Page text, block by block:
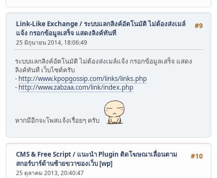
#9
Link-Like Exchange/ระบบแลกลิงค์อัตโนมัติ ไม่ต้องส่งเมล์
แจ้ง กรอกข้อมูลเสร็จ แสดงลิงค์ทันที
25 มิถุนายน 2014, 18:06:49
ระบบแลกลิงค์อัตโนมัติ ไม่ต้องส่งเมล์แจ้ง กรอกข้อมูลเสร็จ แสดง
ลิงค์ทันที เว็บไซต์ครับ
- http://www.kpopgossip.com/links/links.php
- http://www.zabzaa.com/link/index.php
หากมีอีกจะโพสแจ้งเรื่อยๆ ครับ
#10
CMS & Free Script/ แนะนำ Plugin ติดโฆษณาเลื่อนตาม
สกอร์บาร์ด้านซ้ายขวาของเว็บ [wp]
25 ตุลาคม 2013, 20:40:47